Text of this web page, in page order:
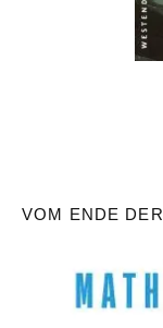
VOM ENDE